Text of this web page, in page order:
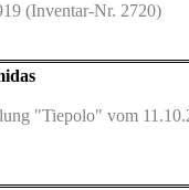
(Inventar-Nr. 2720)
"Tiepolo" vom